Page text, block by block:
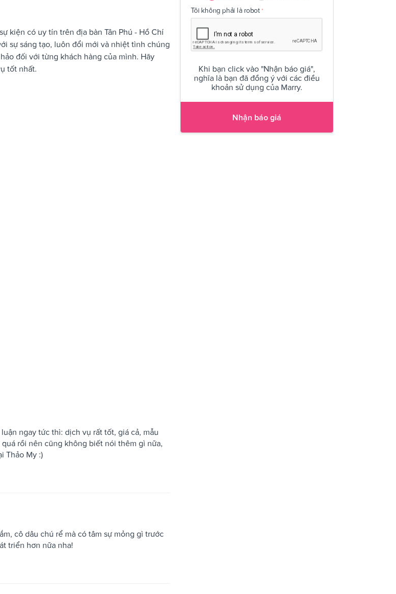
kiện có uy tín trên địa bàn Tân Phú - Hồ Chí
sự sáng tạo, luôn đổi mới và nhiệt tình chúng
đối với từng khách hàng của mình. Hãy
tốt nhất.
ngay tức thì: dịch vụ rất tốt, giá cả, mẫu
rồi nên cũng không biết nói thêm gì nữa,
Thảo My :)
cô dâu chú rể mà có tâm sự mỏng gì trước
triển hơn nữa nha!
Tôi không phải là robot
Khi bạn click vào "Nhận báo giá",
nghĩa là bạn đã đồng ý với các điều
khoản sử dụng của Marry.
Nhận báo giá